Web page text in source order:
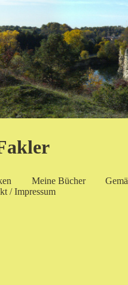
Meine Bücher
/ Impressum